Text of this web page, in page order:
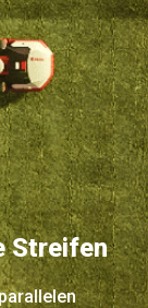
Streifen